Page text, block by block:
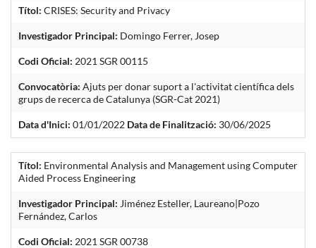
Títol: CRISES: Security and Privacy
Investigador Principal: Domingo Ferrer, Josep
Codi Oficial: 2021 SGR 00115
Convocatòria: Ajuts per donar suport a l'activitat científica dels
grups de recerca de Catalunya (SGR-Cat 2021)
Data d'Inici: 01/01/2022 Data de Finalització: 30/06/2025
Títol: Environmental Analysis and Management using Computer
Aided Process Engineering
Investigador Principal: Jiménez Esteller, Laureano|Pozo
Fernández, Carlos
Codi Oficial: 2021 SGR 00738